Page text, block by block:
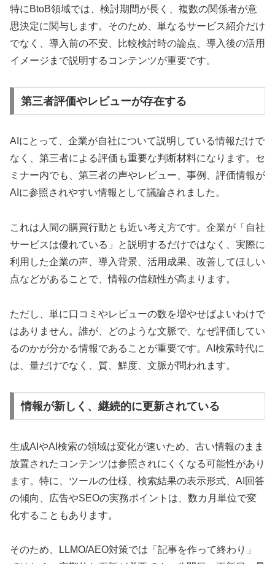
特にBtoB領域では、検討期間が長く、複数の関係者が意
思決定に関与します。そのため、単なるサービス紹介だけ
でなく、導入前の不安、比較検討時の論点、導入後の活用
イメージまで説明するコンテンツが重要です。
第三者評価やレビューが存在する
AIにとって、企業が自社について説明している情報だけで
なく、第三者による評価も重要な判断材料になります。セ
ミナー内でも、第三者の声やレビュー、事例、評価情報が
AIに参照されやすい情報として議論されました。
これは人間の購買行動とも近い考え方です。企業が「自社
サービスは優れている」と説明するだけではなく、実際に
利用した企業の声、導入背景、活用成果、改善してほしい
点などがあることで、情報の信頼性が高まります。
ただし、単に口コミやレビューの数を増やせばよいわけで
はありません。誰が、どのような文脈で、なぜ評価してい
るのかが分かる情報であることが重要です。AI検索時代に
は、量だけでなく、質、鮮度、文脈が問われます。
情報が新しく、継続的に更新されている
生成AIやAI検索の領域は変化が速いため、古い情報のまま
放置されたコンテンツは参照されにくくなる可能性があり
ます。特に、ツールの仕様、検索結果の表示形式、AI回答
の傾向、広告やSEOの実務ポイントは、数カ月単位で変
化することもあります。
そのため、LLMO/AEO対策では「記事を作って終わり」